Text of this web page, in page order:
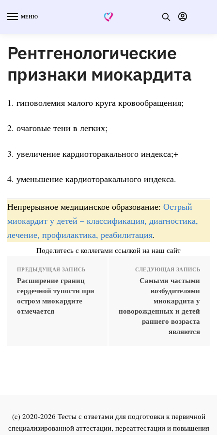
МЕНЮ
Рентгенологические
признаки миокардита
1. гиповолемия малого круга кровообращения;
2. очаговые тени в легких;
3. увеличение кардиоторакального индекса;+
4. уменьшение кардиоторакального индекса.
Непрерывное медицинское образование: Острый
миокардит у детей – классификация, диагностика,
лечение, профилактика, реабилитация.
Поделитесь с коллегами ссылкой на наш сайт
ПРЕДЫДУЩАЯ ЗАПИСЬ
Расширение границ
сердечной тупости при
остром миокардите
отмечается
СЛЕДУЮЩАЯ ЗАПИСЬ
Самыми частыми
возбудителями
миокардита у
новорожденных и детей
раннего возраста
являются
(c) 2020-2026 Тесты с ответами для подготовки к первичной
специализированной аттестации, переаттестации и повышения